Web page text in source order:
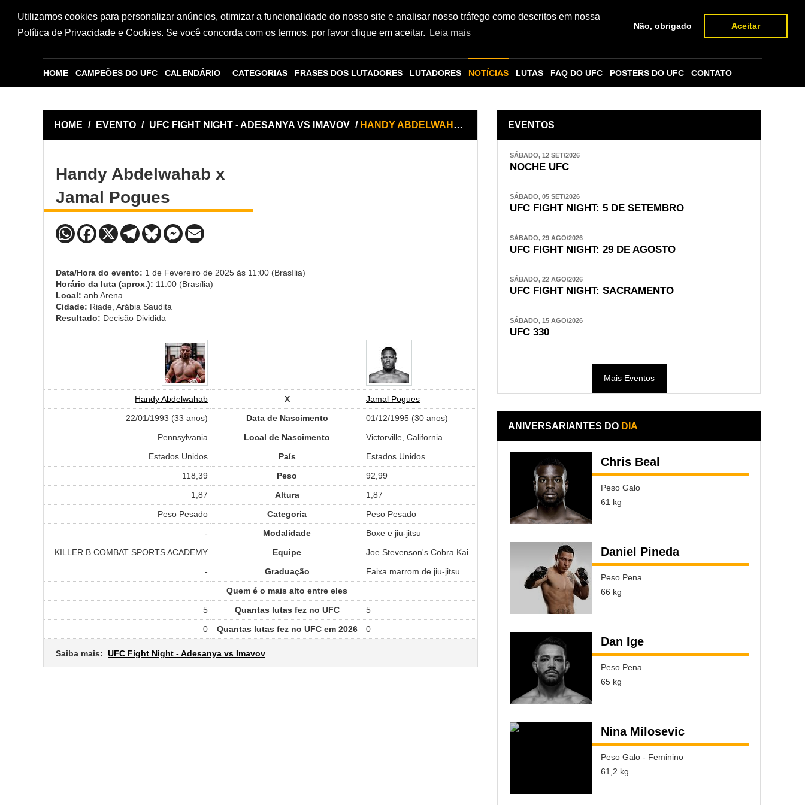
Utilizamos cookies para personalizar anúncios, otimizar a funcionalidade do nosso site e analisar nosso tráfego como descritos em nossa
Política de Privacidade e Cookies. Se você concorda com os termos, por favor clique em aceitar.
Leia mais
Não, obrigado Aceitar
HOME CAMPEÕES DO UFC CALENDÁRIO CATEGORIAS FRASES DOS LUTADORES LUTADORES NOTÍCIAS LUTAS FAQ DO UFC POSTERS DO UFC CONTATO
HOME / EVENTO / UFC FIGHT NIGHT - ADESANYA VS IMAVOV / HANDY ABDELWAHAB x JAMAL POGUES
Handy Abdelwahab x
Jamal Pogues
Data/Hora do evento: 1 de Fevereiro de 2025 às 11:00 (Brasília)
Horário da luta (aprox.): 11:00 (Brasília)
Local: anb Arena
Cidade: Riade, Arábia Saudita
Resultado: Decisão Dividida
Handy Abdelwahab X
Jamal Pogues
22/01/1993 (33 anos)
Data de Nascimento
01/12/1995 (30 anos)
Pennsylvania
Local de Nascimento
Victorville, California
Estados Unidos
País
Estados Unidos
118,39
Peso
92,99
1,87
Altura
1,87
Peso Pesado
Categoria
Peso Pesado
-
Modalidade
Boxe e jiu-jitsu
KILLER B COMBAT SPORTS ACADEMY
Equipe
Joe Stevenson's Cobra Kai
-
Graduação
Faixa marrom de jiu-jitsu
Quem é o mais alto entre eles
5
Quantas lutas fez no UFC
5
0
Quantas lutas fez no UFC em 2026 0
Saiba mais: UFC Fight Night - Adesanya vs Imavov
EVENTOS
SÁBADO, 12 SET/2026
NOCHE UFC
SÁBADO, 05 SET/2026
UFC FIGHT NIGHT: 5 DE SETEMBRO
SÁBADO, 29 AGO/2026
UFC FIGHT NIGHT: 29 DE AGOSTO
SÁBADO, 22 AGO/2026
UFC FIGHT NIGHT: SACRAMENTO
SÁBADO, 15 AGO/2026
UFC 330
Mais Eventos
ANIVERSARIANTES DO DIA
Chris Beal
Peso Galo
61 kg
Daniel Pineda
Peso Pena
66 kg
Dan Ige
Peso Pena
65 kg
Nina Milosevic
Peso Galo - Feminino
61,2 kg